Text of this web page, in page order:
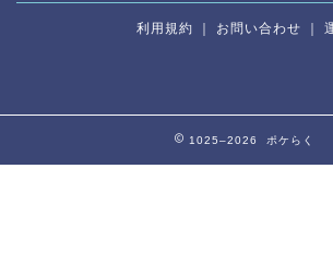
利用規約 お問い合わせ
1025–2026 ポケらく